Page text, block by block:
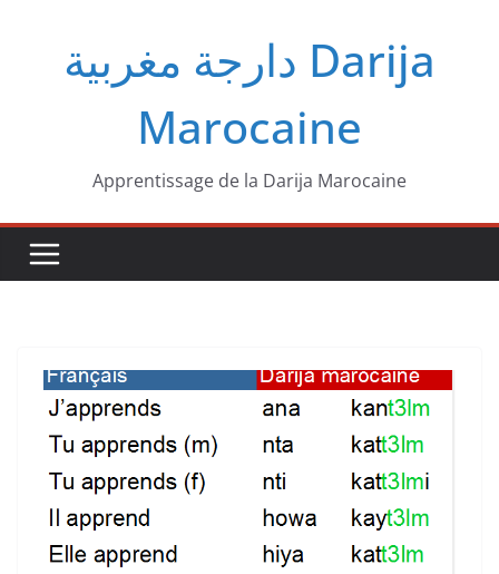
contenuدارجة مغربية‎ Darija
Marocaine
Apprentissage de la Darija Marocaine